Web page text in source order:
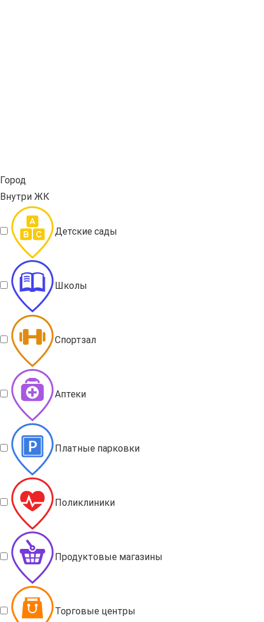
Город
Внутри ЖК
Детские сады
Школы
Спортзал
Аптеки
Платные парковки
Поликлиники
Продуктовые магазины
Торговые центры